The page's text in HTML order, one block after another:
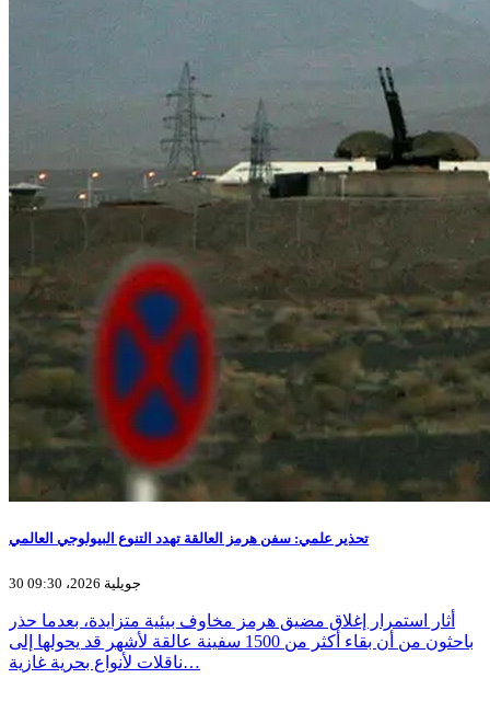
تحذير علمي: سفن هرمز العالقة تهدد التنوع البيولوجي العالمي
30 جويلية 2026، 09:30
أثار استمرار إغلاق مضيق هرمز مخاوف بيئية متزايدة، بعدما حذر
باحثون من أن بقاء أكثر من 1500 سفينة عالقة لأشهر قد يحولها إلى
ناقلات لأنواع بحرية غازية…